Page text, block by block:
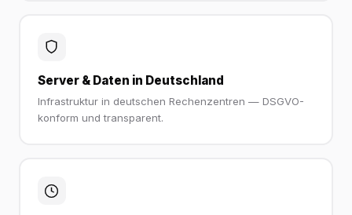
Server & Daten in Deutschland
Infrastruktur in deutschen Rechenzentren — DSGVO-
konform und transparent.